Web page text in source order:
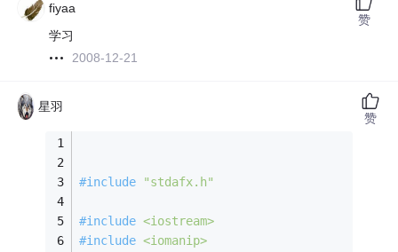
fiyaa
学习
2008-12-21
赞
星羽
#include "stdafx.h"
#include <iostream>
#include <iomanip>
赞